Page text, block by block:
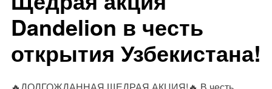
Dandelion в честь
открытия Узбекистана!